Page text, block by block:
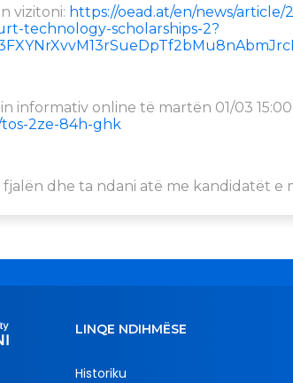
vizitoni: https://oead.at/en/news/
technology-scholarships-2?
informativ online të martën 01/03
tos-2ze-84h-ghk
dhe ta ndani atë me kandidatët e
LINQE NDIHMËSE
Historiku